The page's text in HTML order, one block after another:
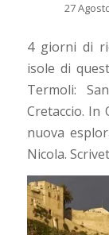
27
4 giorni di
isole di
Termoli:
Cretaccio.
nuova
Nicola.